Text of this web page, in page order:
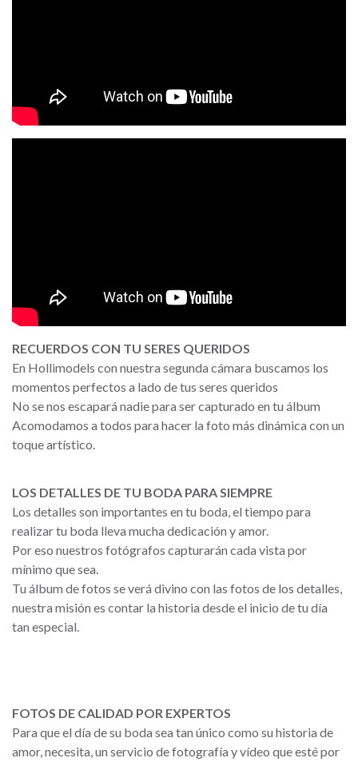
RECUERDOS CON TU SERES QUERIDOS
En Hollimodels con nuestra segunda cámara buscamos los
momentos perfectos a lado de tus seres queridos
No se nos escapará nadie para ser capturado en tu álbum
Acomodamos a todos para hacer la foto más dinámica con un
toque artístico.
LOS DETALLES DE TU BODA PARA SIEMPRE
Los detalles son importantes en tu boda, el tiempo para
realizar tu boda lleva mucha dedicación y amor.
Por eso nuestros fotógrafos capturarán cada vista por
mínimo que sea.
Tu álbum de fotos se verá divino con las fotos de los detalles,
nuestra misión es contar la historia desde el inicio de tu día
tan especial.
FOTOS DE CALIDAD POR EXPERTOS
Para que el día de su boda sea tan único como su historia de
amor, necesita, un servicio de fotografía y vídeo que esté por